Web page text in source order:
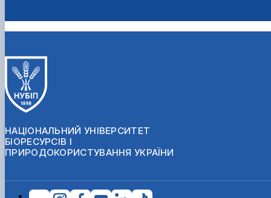
НАЦІОНАЛЬНИЙ УНІВЕРСИТЕТ
БІОРЕСУРСІВ І
ПРИРОДОКОРИСТУВАННЯ УКРАЇНИ